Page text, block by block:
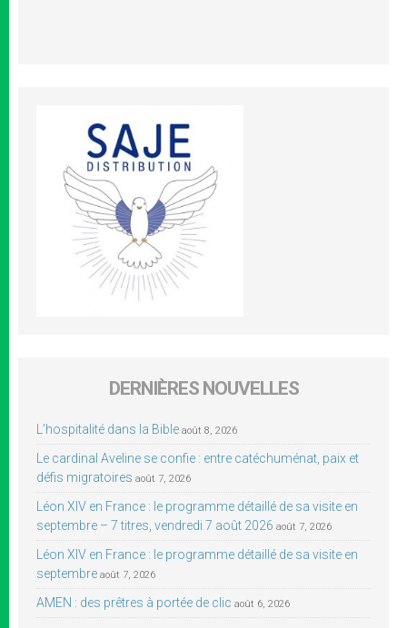
DERNIÈRES NOUVELLES
L’hospitalité dans la Bible août 8, 2026
Le cardinal Aveline se confie : entre catéchuménat, paix et
défis migratoires août 7, 2026
Léon XIV en France : le programme détaillé de sa visite en
septembre – 7 titres, vendredi 7 août 2026 août 7, 2026
Léon XIV en France : le programme détaillé de sa visite en
septembre août 7, 2026
AMEN : des prêtres à portée de clic août 6, 2026